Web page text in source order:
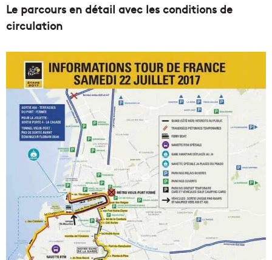
Le parcours en détail avec les conditions de
circulation